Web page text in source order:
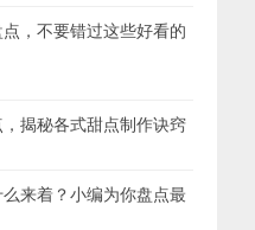
，不要错过这些好看的
揭秘各式甜点制作诀窍
来着？小编为你盘点最